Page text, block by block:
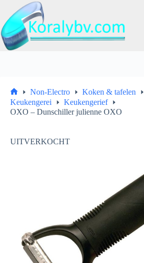
naar
de
inhoud
Home
Non-Electro
Koken & tafelen
Keukengerei
Keukengerief
OXO – Dunschiller julienne OXO
UITVERKOCHT